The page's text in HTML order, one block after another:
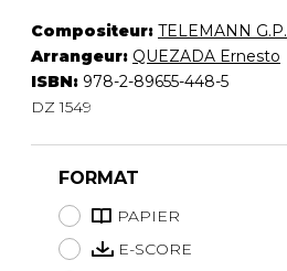
Compositeur: TELEMANN G.P.
Arrangeur: QUEZADA Ernesto
ISBN: 978-2-89655-448-5
DZ 1549
FORMAT
PAPIER
E-SCORE